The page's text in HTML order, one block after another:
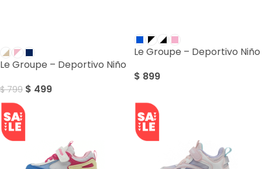
Le Groupe – Deportivo Niño
$799 $ 499
Le Groupe – Deportivo Niño
$ 899